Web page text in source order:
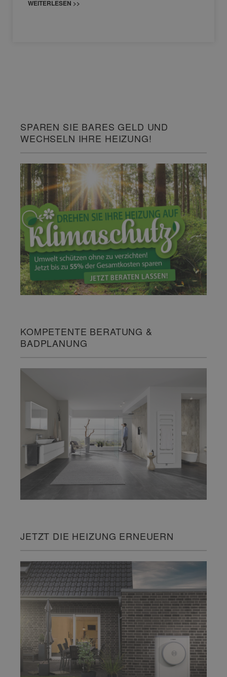
WEITERLESEN >>
SPAREN SIE BARES GELD UND
WECHSELN IHRE HEIZUNG!
KOMPETENTE BERATUNG &
BADPLANUNG
JETZT DIE HEIZUNG ERNEUERN